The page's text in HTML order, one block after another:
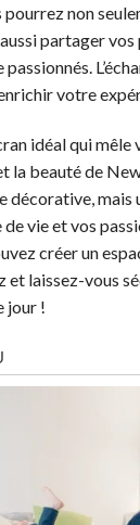
non
partager
votre
idéal qui
la beauté de New
décorative, mais
vie et vos
créer un
et laissez-vous
jour !